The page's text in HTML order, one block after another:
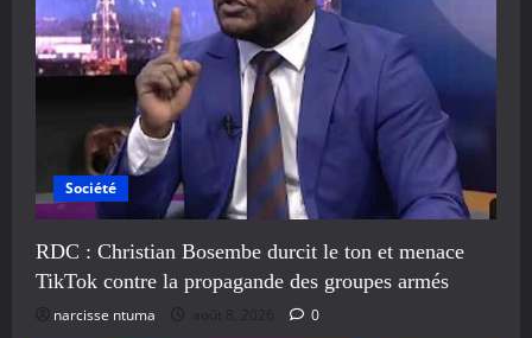
Société
RDC : Christian Bosembe durcit le ton et menace
TikTok contre la propagande des groupes armés
narcisse ntuma août 8, 2026 0